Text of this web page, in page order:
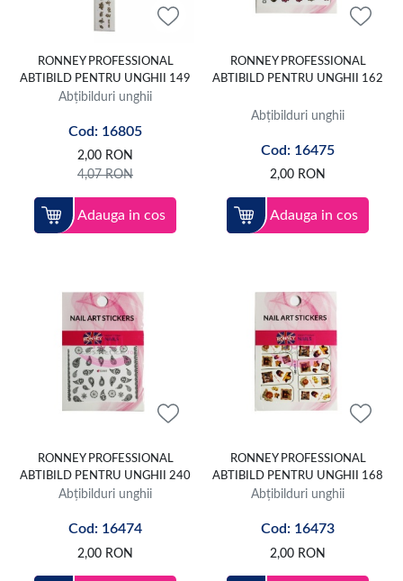
RONNEY PROFESSIONAL
ABTIBILD PENTRU UNGHII 149
Abțibilduri unghii
Cod: 16805
2,00 RON
4,07RON
Adauga in cos
RONNEY PROFESSIONAL
ABTIBILD PENTRU UNGHII 162
Abțibilduri unghii
Cod: 16475
2,00 RON
Adauga in cos
RONNEY PROFESSIONAL
ABTIBILD PENTRU UNGHII 240
Abțibilduri unghii
Cod: 16474
2,00 RON
RONNEY PROFESSIONAL
ABTIBILD PENTRU UNGHII 168
Abțibilduri unghii
Cod: 16473
2,00 RON